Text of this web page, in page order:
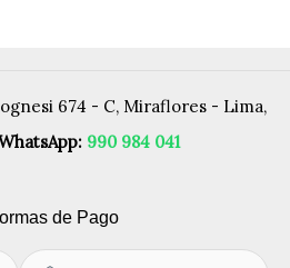
674 - C, Miraflores - Lima,
990 984 041
de Pago